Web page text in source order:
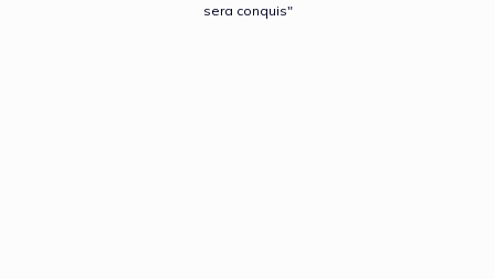
sera conquis"